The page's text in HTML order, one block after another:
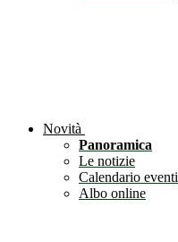
Novità
Panoramica
Le notizie
Calendario eventi
Albo online